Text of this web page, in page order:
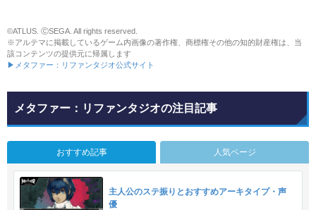
©ATLUS. ⒸSEGA. All rights reserved.
※アルテマに掲載しているゲーム内画像の著作権、商標権その他の知的財産権は、当
該コンテンツの提供元に帰属します
▶メタファー：リファンタジオ公式サイト
メタファー：リファンタジオの注目記事
おすすめ記事 人気ページ
主人公のステ振りとおすすめアーキタイプ・声
優